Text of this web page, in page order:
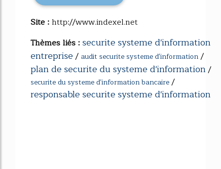
Site :http://www.indexel.net
Thèmes liés :securite systeme d'information
entreprise/ audit securite systeme d'information/
plan de securite du systeme d'information/
securite du systeme d'information bancaire/
responsable securite systeme d'information